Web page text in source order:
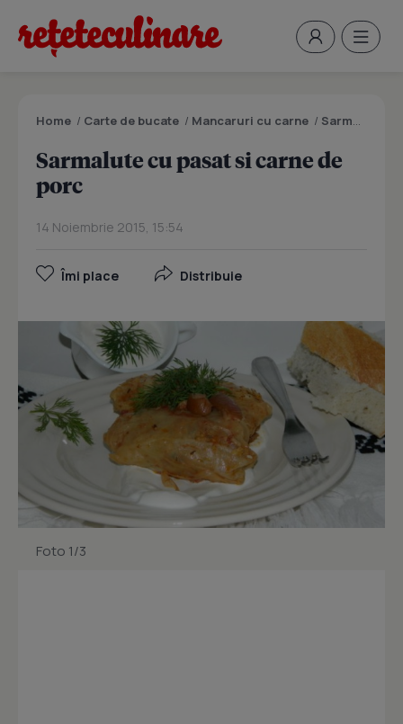
Home / Carte de bucate / Mancaruri cu carne / Sarmalute cu pasat si carne de porc
Sarmalute cu pasat si carne de
porc
14 Noiembrie 2015, 15:54
Îmi place Distribuie
Foto 1/3